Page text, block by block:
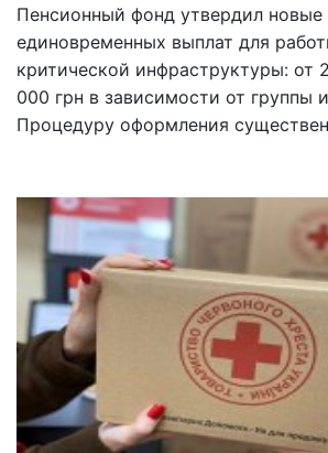
Пенсионный фонд утвердил
единовременных выплат для
критической инфраструктуры: от
000 грн в зависимости от группы
Процедуру оформления